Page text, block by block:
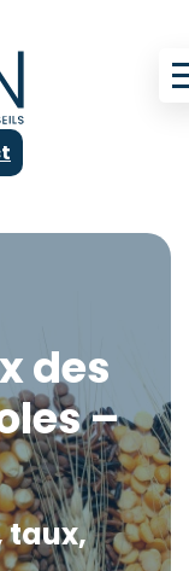
des
–
taux,